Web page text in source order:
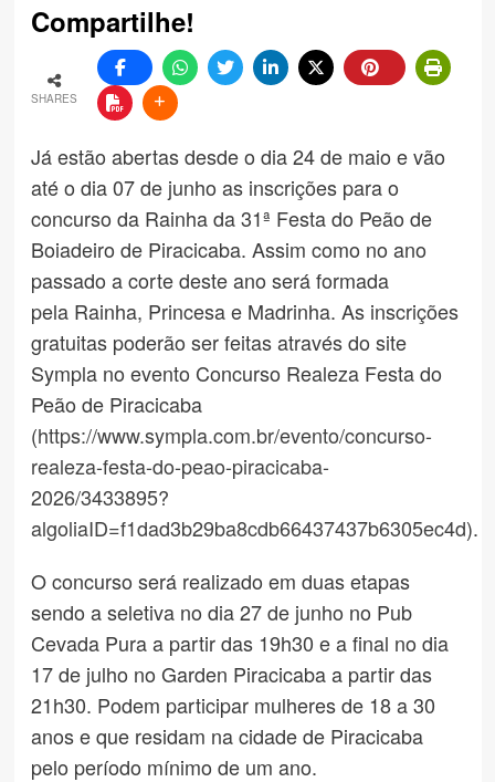
Compartilhe!
SHARES
Já estão abertas desde o dia 24 de maio e vão
até o dia 07 de junho as inscrições para o
concurso da Rainha da 31ª Festa do Peão de
Boiadeiro de Piracicaba. Assim como no ano
passado a corte deste ano será formada
pela Rainha, Princesa e Madrinha. As inscrições
gratuitas poderão ser feitas através do site
Sympla no evento Concurso Realeza Festa do
Peão de Piracicaba
(https://www.sympla.com.br/evento/concurso-
realeza-festa-do-peao-piracicaba-
2026/3433895?
algoliaID=f1dad3b29ba8cdb66437437b6305ec4d).
O concurso será realizado em duas etapas
sendo a seletiva no dia 27 de junho no Pub
Cevada Pura a partir das 19h30 e a final no dia
17 de julho no Garden Piracicaba a partir das
21h30. Podem participar mulheres de 18 a 30
anos e que residam na cidade de Piracicaba
pelo período mínimo de um ano.